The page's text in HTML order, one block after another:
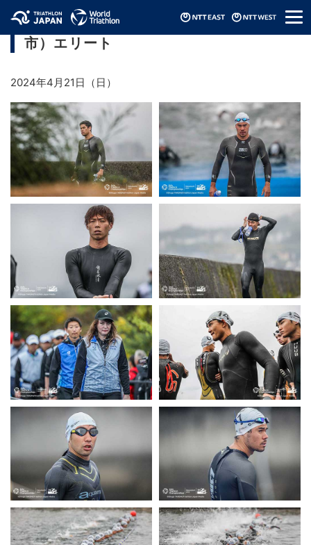
メ
ニ
アジアトライアスロン選手権（2024/廿日
市）エリート
2024年4月21日（日）